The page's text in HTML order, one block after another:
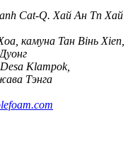
Cat-Q. Хай Ан Тп Хай
камуна Тан Вінь Хіеп,
Klampok,
Тэнга